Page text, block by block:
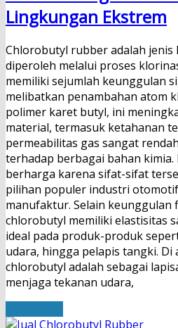
Lingkungan Ekstrem
Chlorobutyl rubber adalah
diperoleh melalui proses
memiliki sejumlah keunggulan
melibatkan penambahan atom
polimer karet butyl, ini
material, termasuk ketahanan
permeabilitas gas sangat
terhadap berbagai bahan
berharga karena sifat-sifat
pilihan populer industri
manufaktur. Selain keunggulan
chlorobutyl memiliki elastisitas
ideal pada produk-produk
udara, hingga pelapis tangki.
chlorobutyl adalah sebagai
menjaga tekanan udara,